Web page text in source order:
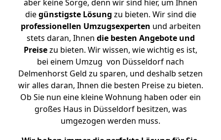
aber keine Sorge, denn wir sind hier, um Ihnen
diegünstigste Lösung zu bieten. Wir sind die
professionellen Umzugsexperten und arbeiten
stets daran, Ihnen die besten Angebote und
Preisezu bieten. Wir wissen, wie wichtig es ist,
bei einem Umzug von Düsseldorf nach
Delmenhorst Geld zu sparen, und deshalb setzen
wir alles daran, Ihnen die besten Preise zu bieten.
Ob Sie nun eine kleine Wohnung haben oder ein
großes Haus in Düsseldorf besitzen, was
umgezogen werden muss.